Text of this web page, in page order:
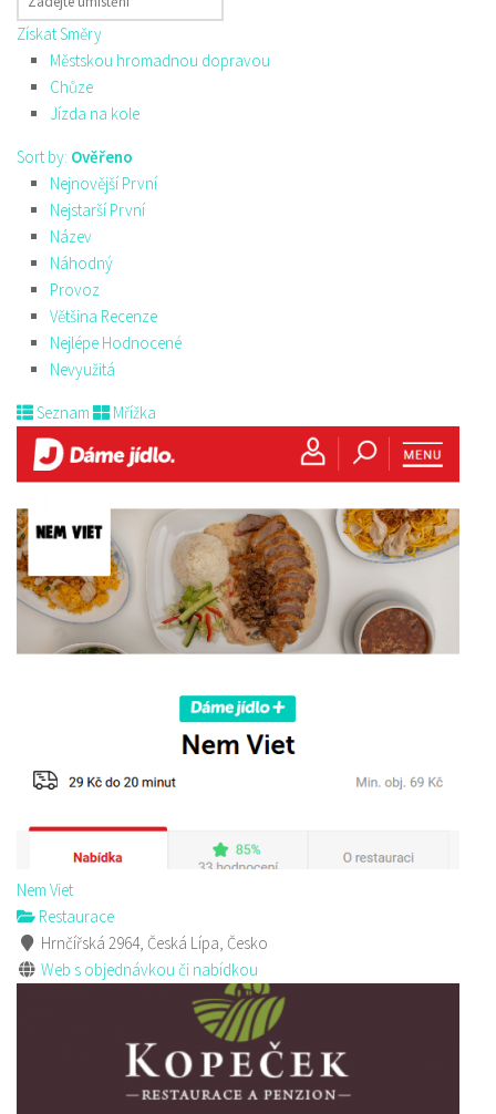
Získat Směry
Městskou hromadnou dopravou
Chůze
Jízda na kole
Sort by: Ověřeno
Nejnovější První
Nejstarší První
Název
Náhodný
Provoz
Většina Recenze
Nejlépe Hodnocené
Nevyužitá
Seznam Mřížka
Nem Viet
Restaurace
Hrnčířská 2964, Česká Lípa, Česko
Web s objednávkou či nabídkou